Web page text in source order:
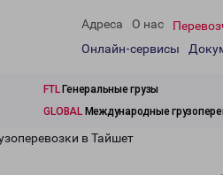
Адреса О нас
Онлайн-сервисы
FTLГенеральные грузы
GLOBALМеждународные
в Тайшет